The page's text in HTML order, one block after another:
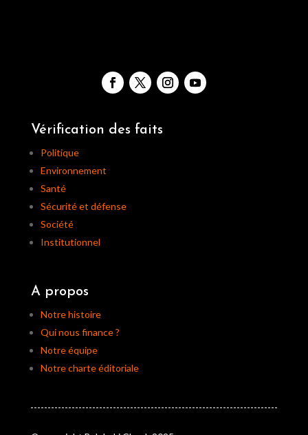
Vérification des faits
Politique
Environnement
Santé
Sécurité et défense
Société
Institutionnel
A propos
Notre histoire
Qui nous finance ?
Notre équipe
Notre charte éditoriale